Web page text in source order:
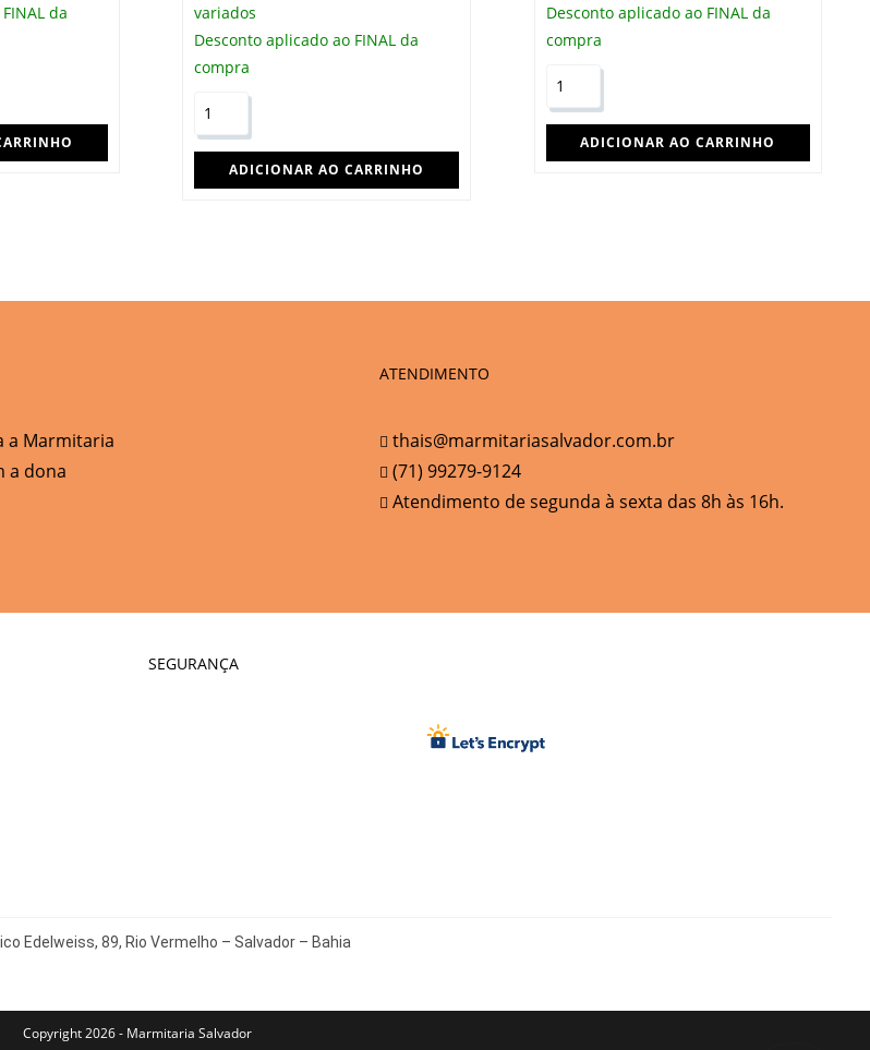
da
variados
Desconto aplicado ao FINAL da
compra
ADICIONAR AO CARRINHO
Desconto aplicado ao FINAL da
compra
ADICIONAR AO CARRINHO
a Marmitaria
a dona
ATENDIMENTO
thais@marmitariasalvador.com.br
(71) 99279-9124
Atendimento de segunda à sexta das 8h às 16h.
SEGURANÇA
Edelweiss, 89, Rio Vermelho – Salvador – Bahia
Copyright 2026 - Marmitaria Salvador